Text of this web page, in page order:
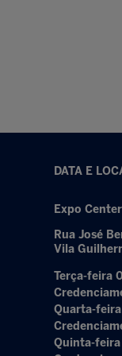
DATA E
Expo
Rua José
Vila
Terça-feira
Quarta-
Quinta-